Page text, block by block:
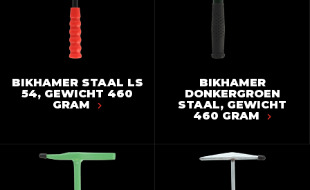
BIKHAMER STAAL LS
54, GEWICHT 460
GRAM
BIKHAMER
DONKERGROEN
STAAL, GEWICHT
460 GRAM